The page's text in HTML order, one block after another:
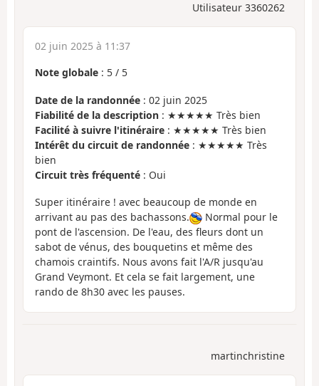
Utilisateur 3360262
02 juin 2025 à 11:37
Note globale : 5 / 5
Date de la randonnée : 02 juin 2025
Fiabilité de la description : ★★★★★ Très bien
Facilité à suivre l'itinéraire : ★★★★★ Très bien
Intérêt du circuit de randonnée : ★★★★★ Très
bien
Circuit très fréquenté : Oui
Super itinéraire ! avec beaucoup de monde en
arrivant au pas des bachassons.
Normal pour le
pont de l'ascension. De l'eau, des fleurs dont un
sabot de vénus, des bouquetins et même des
chamois craintifs. Nous avons fait l'A/R jusqu'au
Grand Veymont. Et cela se fait largement, une
rando de 8h30 avec les pauses.
martinchristine